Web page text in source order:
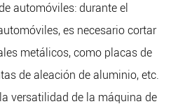
automóviles: durante el
es necesario cortar
metálicos, como placas de
de aleación de aluminio, etc.
versatilidad de la máquina de